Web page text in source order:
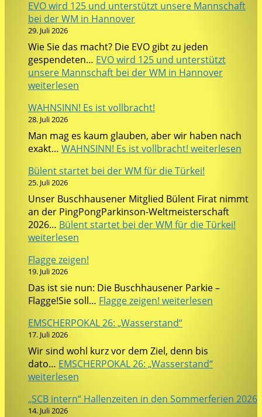
EVO wird 125 und unterstützt unsere Mannschaft
bei der WM in Hannover
29. Juli 2026
Wie Sie das macht? Die EVO gibt zu jeden
gespendeten… EVO wird 125 und unterstützt
unsere Mannschaft bei der WM in Hannover
weiterlesen
WAHNSINN! Es ist vollbracht!
28. Juli 2026
Man mag es kaum glauben, aber wir haben nach
exakt… WAHNSINN! Es ist vollbracht! weiterlesen
Bülent startet bei der WM für die Türkei!
25. Juli 2026
Unser Buschhausener Mitglied Bülent Firat nimmt
an der PingPongParkinson-Weltmeisterschaft
2026… Bülent startet bei der WM für die Türkei!
weiterlesen
Flagge zeigen!
19. Juli 2026
Das ist sie nun: Die Buschhausener Parkie –
Flagge!Sie soll… Flagge zeigen! weiterlesen
EMSCHERPOKAL 26: „Wasserstand“
17. Juli 2026
Wir sind wohl kurz vor dem Ziel, denn bis
dato… EMSCHERPOKAL 26: „Wasserstand“
weiterlesen
„SCB intern“ Hallenzeiten in den Sommerferien 2026
14. Juli 2026